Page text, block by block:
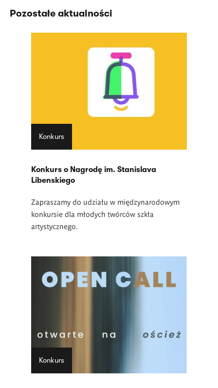
Pozostałe aktualności
Konkurs
Konkurs o Nagrodę im. Stanislava
Libenskiego
Zapraszamy do udziału w międzynarodowym
konkursie dla młodych twórców szkła
artystycznego.
Konkurs